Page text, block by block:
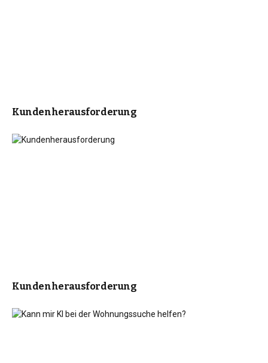
Kundenherausforderung
Kundenherausforderung